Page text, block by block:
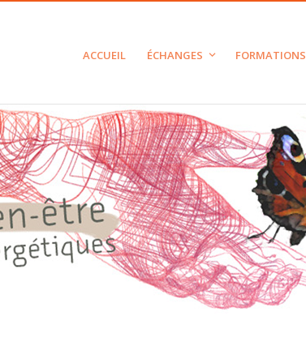
ACCUEIL ÉCHANGES FORMATIONS